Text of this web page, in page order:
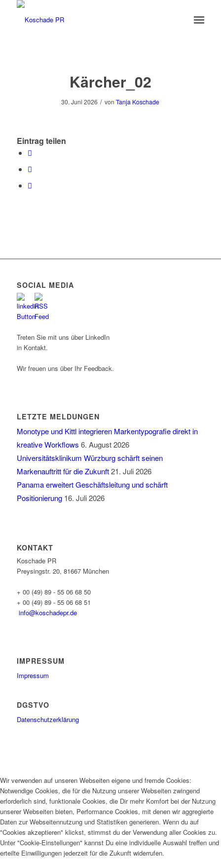
Kärcher_02
30. Juni 2026 / vonTanja Koschade
Eintrag teilen
SOCIAL MEDIA
Treten Sie mit uns über LinkedIn
in Kontakt.
Wir freuen uns über Ihr Feedback.
LETZTE MELDUNGEN
Monotype und Kittl integrieren Markentypografie direkt in
kreative Workflows 6. August 2026
Universitätsklinikum Würzburg schärft seinen
Markenauftritt für die Zukunft 21. Juli 2026
Panama erweitert Geschäftsleitung und schärft
Positionierung 16. Juli 2026
KONTAKT
Koschade PR
Preysingstr. 20, 81667 München
+ 00 (49) 89 - 55 06 68 50
+ 00 (49) 89 - 55 06 68 51
info@koschadepr.de
IMPRESSUM
Impressum
DGSTVO
Datenschutzerklärung
Wir verwenden auf unseren Webseiten eigene und fremde Cookies:
Notwendige Cookies, die für die Nutzung unserer Webseiten zwingend
erforderlich sind, funktionale Cookies, die Dir mehr Komfort bei der Nutzung
unserer Webseiten bieten, Performance Cookies, mit denen wir aggregierte
Daten zur Webseitennutzung und Statistiken generieren. Wenn du auf
"Cookies akzeptieren" klickst, stimmst du der Verwendung aller Cookies zu.
Unter "Cookie-Einstellungen" kannst Du eine individuelle Auswahl treffen und
erteilte Einwilligungen jederzeit für die Zukunft widerrufen.